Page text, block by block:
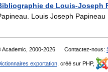
de Louis-Joseph
Louis Joseph
Academic, 2000-2026 Contactez-nous:
exportation , créé sur PHP,